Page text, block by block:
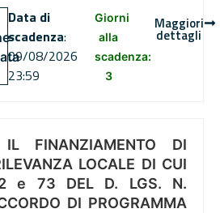
Data di
scadenza:
09/08/2026
23:59
Giorni
alla
scadenza:
3
Maggiori
dettagli
FINANZIAMENTO DI
LOCALE DI CUI
e 73 DEL D. LGS. N.
DI PROGRAMMA